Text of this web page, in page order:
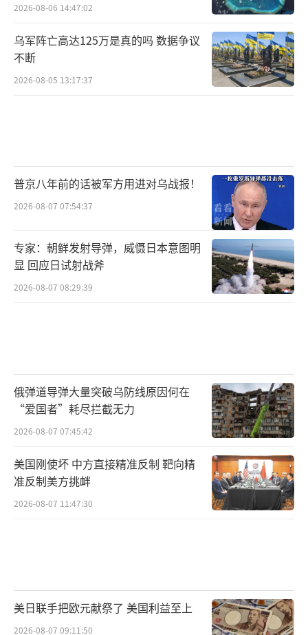
2026-08-06 14:47:02
乌军阵亡高达125万是真的吗 数据争议
不断
2026-08-05 13:17:37
普京八年前的话被军方用进对乌战报！
2026-08-07 07:54:37
专家：朝鲜发射导弹，威慑日本意图明
显 回应日试射战斧
2026-08-07 08:29:39
俄弹道导弹大量突破乌防线原因何在
“爱国者”耗尽拦截无力
2026-08-07 07:45:42
美国刚使坏 中方直接精准反制 靶向精
准反制美方挑衅
2026-08-07 11:47:30
美日联手把欧元献祭了 美国利益至上
2026-08-07 09:11:50